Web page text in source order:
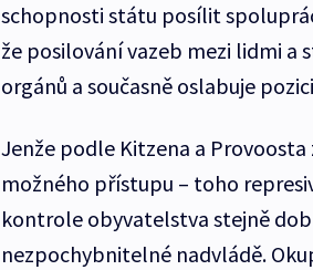
schopnosti státu posílit
že posilování vazeb mezi lidmi
orgánů a současně oslabuje
Jenže podle Kitzena a
možného přístupu – toho
kontrole obyvatelstva stejně
nezpochybnitelné nadvládě.